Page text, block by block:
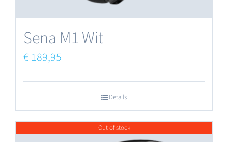
Sena M1 Wit
€189,95
Details
Out of stock